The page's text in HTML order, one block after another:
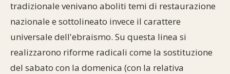
tradizionale venivano aboliti temi di restaurazione
nazionale e sottolineato invece il carattere
universale dell'ebraismo. Su questa linea si
realizzarono riforme radicali come la sostituzione
del sabato con la domenica (con la relativa